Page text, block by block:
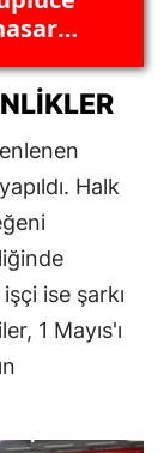
Halk
ise şarkı
1 Mayıs'ı